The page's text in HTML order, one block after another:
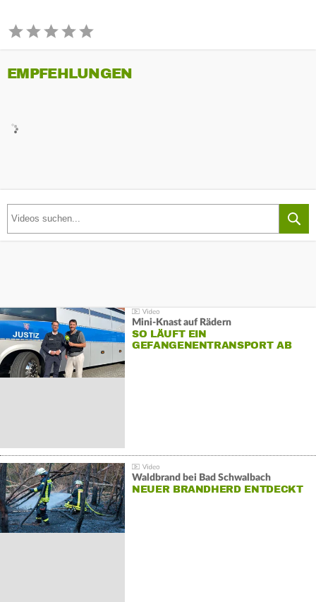
EMPFEHLUNGEN
Mini-Knast auf Rädern
SO LÄUFT EIN
GEFANGENENTRANSPORT AB
Waldbrand bei Bad Schwalbach
NEUER BRANDHERD ENTDECKT